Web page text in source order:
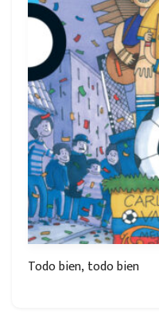
Todo bien, todo bien